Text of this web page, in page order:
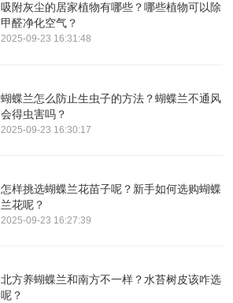
吸附灰尘的居家植物有哪些？哪些植物可以除
甲醛净化空气？
2025-09-23 16:31:48
蝴蝶兰怎么防止生虫子的方法？蝴蝶兰不通风
会得虫害吗？
2025-09-23 16:30:17
怎样挑选蝴蝶兰花苗子呢？新手如何选购蝴蝶
兰花呢？
2025-09-23 16:27:39
北方养蝴蝶兰和南方不一样？水苔树皮该咋选
呢？